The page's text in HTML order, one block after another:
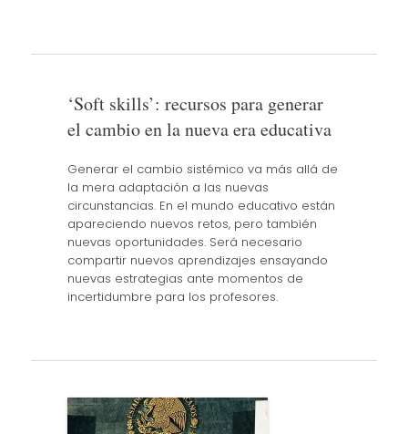
‘Soft skills’: recursos para generar
el cambio en la nueva era educativa
Generar el cambio sistémico va más allá de
la mera adaptación a las nuevas
circunstancias. En el mundo educativo están
apareciendo nuevos retos, pero también
nuevas oportunidades. Será necesario
compartir nuevos aprendizajes ensayando
nuevas estrategias ante momentos de
incertidumbre para los profesores.